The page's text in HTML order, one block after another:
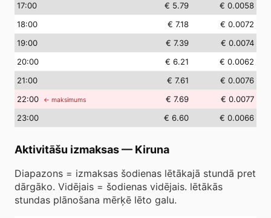
17:00 € 5.79
€ 0.0058
18:00 € 7.18
€ 0.0072
19:00 € 7.39
€ 0.0074
20:00 € 6.21
€ 0.0062
21:00 € 7.61
€ 0.0076
22:00 ← maksimums € 7.69
€ 0.0077
23:00 € 6.60 € 0.0066
Aktivitāšu izmaksas— Kiruna
Diapazons = izmaksas šodienas lētākajā stundā pret
dārgāko. Vidējais = šodienas vidējais. lētākās
stundas plānošana mērķē lēto galu.